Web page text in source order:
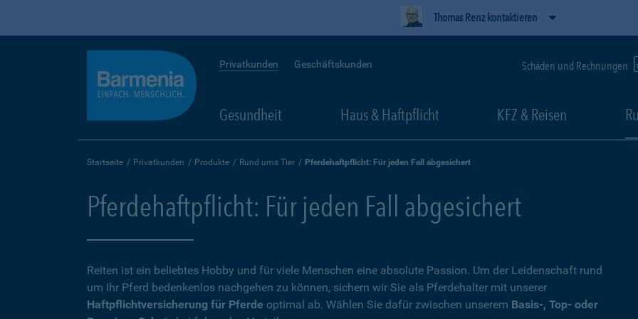
Thomas Renz kontaktieren
Privatkunden Geschäftskunden Schäden und Rechnungen
Gesundheit Haus & Haftpflicht KFZ & Reisen
Startseite Privatkunden Produkte Rund ums Tier Pferdehaftpflicht: Für jeden Fall abgesichert
Pferdehaftpflicht: Für jeden Fall abgesichert
Reiten ist ein beliebtes Hobby und für viele Menschen eine absolute Passion. Um der Leidenschaft rund
um Ihr Pferd bedenkenlos nachgehen zu können, sichern wir Sie als Pferdehalter mit unserer
Haftpflichtversicherung für Pferde optimal ab. Wählen Sie dafür zwischen unserem Basis-, Top- oder